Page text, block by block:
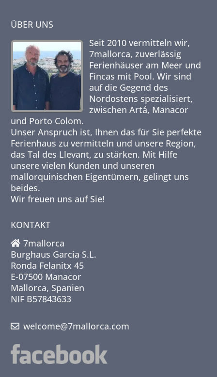
ÜBER UNS
Seit 2010 vermitteln wir,
7mallorca, zuverlässig
Ferienhäuser am Meer und
Fincas mit Pool. Wir sind
auf die Gegend des
Nordostens spezialisiert,
zwischen Artá, Manacor
und Porto Colom.
Unser Anspruch ist, Ihnen das für Sie perfekte
Ferienhaus zu vermitteln und unsere Region,
das Tal des Llevant, zu stärken. Mit Hilfe
unsere vielen Kunden und unseren
mallorquinischen Eigentümern, gelingt uns
beides.
Wir freuen uns auf Sie!
KONTAKT
7mallorca
Burghaus Garcia S.L.
Ronda Felanitx 45
E-07500 Manacor
Mallorca, Spanien
NIF B57843633
welcome@7mallorca.com